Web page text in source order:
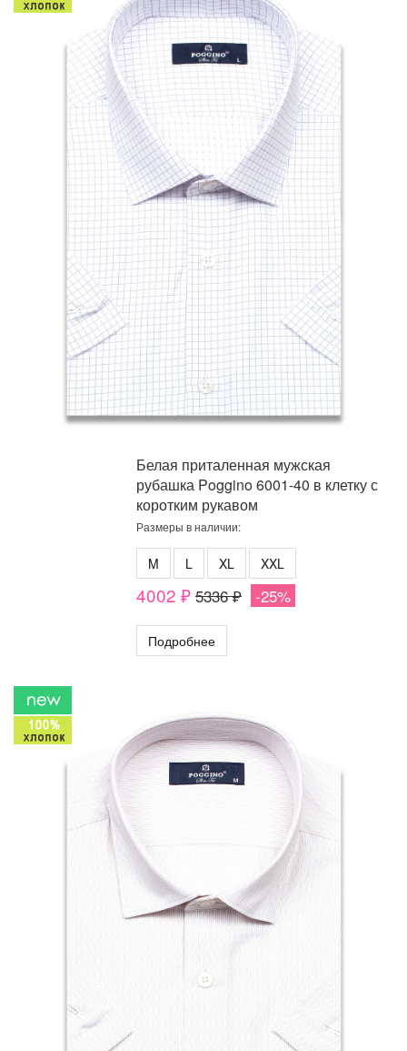
Белая приталенная мужская
рубашка Poggino 6001-40 в клетку с
коротким рукавом
Размеры в наличии:
M L XL XXL
4002 ₽ 5336 ₽ -25%
Подробнее